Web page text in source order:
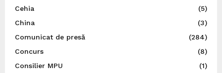
Cehia
(5)
China
(3)
Comunicat de presă
(284)
Concurs
(8)
Consilier MPU
(1)